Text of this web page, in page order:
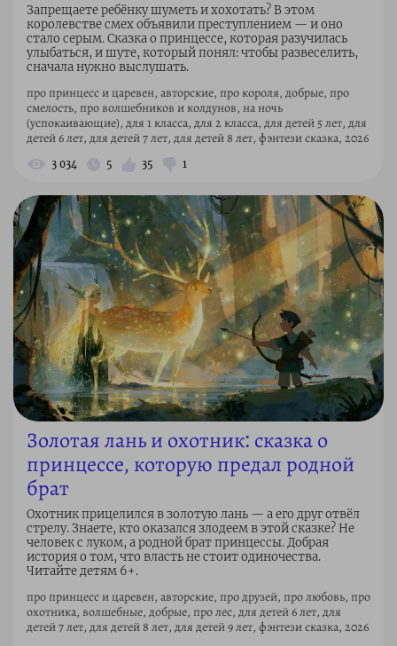
Запрещаете ребёнку шуметь и хохотать? В этом
королевстве смех объявили преступлением — и оно
стало серым. Сказка о принцессе, которая разучилась
улыбаться, и шуте, который понял: чтобы развеселить,
сначала нужно выслушать.
про принцесс и царевен, авторские, про короля, добрые, про
смелость, про волшебников и колдунов, на ночь
(успокаивающие), для 1 класса, для 2 класса, для детей 5 лет, для
детей 6 лет, для детей 7 лет, для детей 8 лет, фэнтези сказка, 2026
3 034 5 35 1
Золотая лань и охотник: сказка о
принцессе, которую предал родной
брат
Охотник прицелился в золотую лань — а его друг отвёл
стрелу. Знаете, кто оказался злодеем в этой сказке? Не
человек с луком, а родной брат принцессы. Добрая
история о том, что власть не стоит одиночества.
Читайте детям 6+.
про принцесс и царевен, авторские, про друзей, про любовь, про
охотника, волшебные, добрые, про лес, для детей 6 лет, для
детей 7 лет, для детей 8 лет, для детей 9 лет, фэнтези сказка, 2026